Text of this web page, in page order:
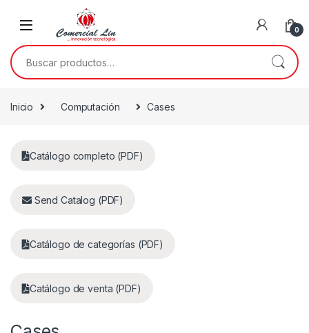
0
Inicio Computación Cases
Catálogo completo (PDF)
Send Catalog (PDF)
Catálogo de categorías (PDF)
Catálogo de venta (PDF)